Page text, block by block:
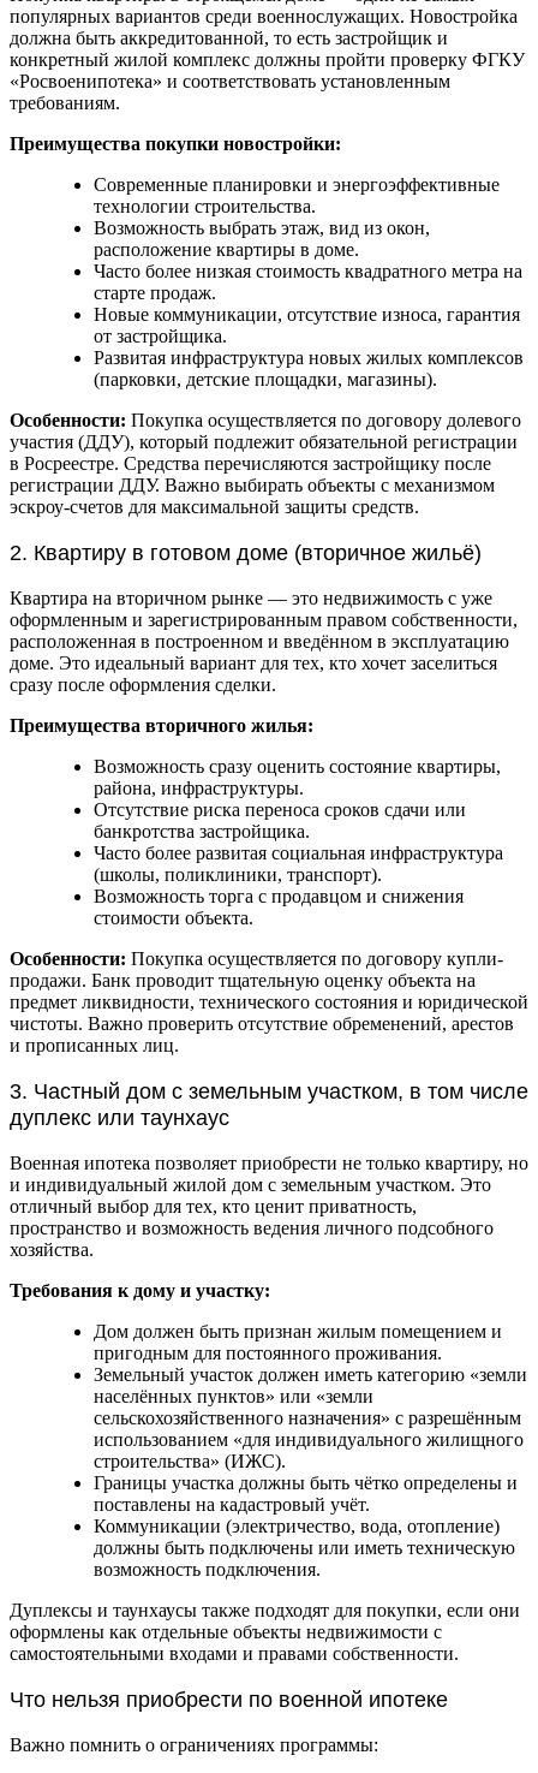
популярных вариантов среди военнослужащих. Новостройка
должна быть аккредитованной, то есть застройщик и
конкретный жилой комплекс должны пройти проверку ФГКУ
«Росвоенипотека» и соответствовать установленным
требованиям.
Преимущества покупки новостройки:
Современные планировки и энергоэффективные
технологии строительства.
Возможность выбрать этаж, вид из окон,
расположение квартиры в доме.
Часто более низкая стоимость квадратного метра на
старте продаж.
Новые коммуникации, отсутствие износа, гарантия
от застройщика.
Развитая инфраструктура новых жилых комплексов
(парковки, детские площадки, магазины).
Особенности: Покупка осуществляется по договору долевого
участия (ДДУ), который подлежит обязательной регистрации
в Росреестре. Средства перечисляются застройщику после
регистрации ДДУ. Важно выбирать объекты с механизмом
эскроу-счетов для максимальной защиты средств.
2. Квартиру в готовом доме (вторичное жильё)
Квартира на вторичном рынке — это недвижимость с уже
оформленным и зарегистрированным правом собственности,
расположенная в построенном и введённом в эксплуатацию
доме. Это идеальный вариант для тех, кто хочет заселиться
сразу после оформления сделки.
Преимущества вторичного жилья:
Возможность сразу оценить состояние квартиры,
района, инфраструктуры.
Отсутствие риска переноса сроков сдачи или
банкротства застройщика.
Часто более развитая социальная инфраструктура
(школы, поликлиники, транспорт).
Возможность торга с продавцом и снижения
стоимости объекта.
Особенности: Покупка осуществляется по договору купли-
продажи. Банк проводит тщательную оценку объекта на
предмет ликвидности, технического состояния и юридической
чистоты. Важно проверить отсутствие обременений, арестов
и прописанных лиц.
3. Частный дом с земельным участком, в том числе
дуплекс или таунхаус
Военная ипотека позволяет приобрести не только квартиру, но
и индивидуальный жилой дом с земельным участком. Это
отличный выбор для тех, кто ценит приватность,
пространство и возможность ведения личного подсобного
хозяйства.
Требования к дому и участку:
Дом должен быть признан жилым помещением и
пригодным для постоянного проживания.
Земельный участок должен иметь категорию «земли
населённых пунктов» или «земли
сельскохозяйственного назначения» с разрешённым
использованием «для индивидуального жилищного
строительства» (ИЖС).
Границы участка должны быть чётко определены и
поставлены на кадастровый учёт.
Коммуникации (электричество, вода, отопление)
должны быть подключены или иметь техническую
возможность подключения.
Дуплексы и таунхаусы также подходят для покупки, если они
оформлены как отдельные объекты недвижимости с
самостоятельными входами и правами собственности.
Что нельзя приобрести по военной ипотеке
Важно помнить о ограничениях программы: